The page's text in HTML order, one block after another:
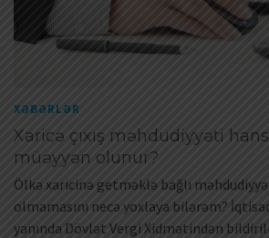
XƏBƏRLƏR
Xaricə çıxış məhdudiyyəti
müəyyən olunur?
Ölkə xaricinə getməklə bağlı
olmamasını necə yoxlaya bilərəm?
yanında Dövlət Vergi Xidmətindən